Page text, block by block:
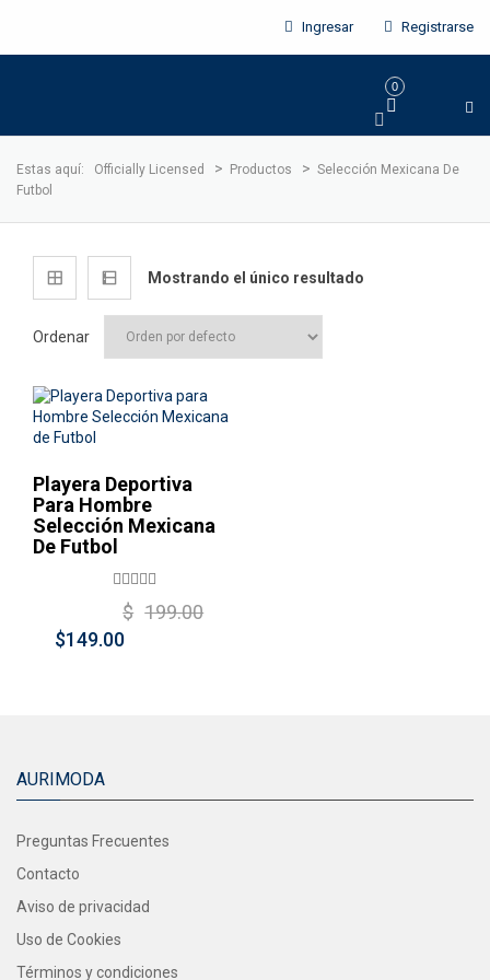
Ingresar Registrarse
0
Estas aquí: Officially Licensed > Productos > Selección Mexicana De
Futbol
Mostrando el único resultado
Ordenar
Playera Deportiva
Para Hombre
Selección Mexicana
De Futbol
$ 199.00
price
$149.00
price
AURIMODA
Preguntas Frecuentes
Contacto
Aviso de privacidad
Uso de Cookies
Términos y condiciones